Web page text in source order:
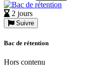
2 jours
Suivre
Bac de rétention
Hors contenu